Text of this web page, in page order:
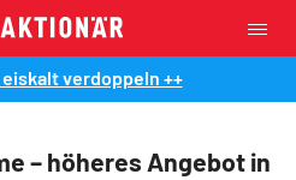
eiskalt verdoppeln ++
– höheres Angebot in